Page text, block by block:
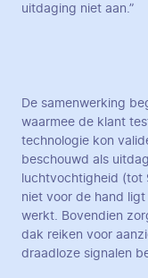
uitdaging niet aan.”
De samenwerking
waarmee de klant
technologie kon
beschouwd als
luchtvochtigheid (tot
niet voor de hand
werkt. Bovendien
dak reiken voor
draadloze signalen